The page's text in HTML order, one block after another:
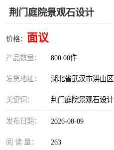
荆门庭院景观石设计
价格： 面议
产品数量： 800.00件
发货地址： 湖北省武汉市洪山区
关键词： 荆门庭院景观石设计
发布日期： 2026-08-09
阅 读 量： 263